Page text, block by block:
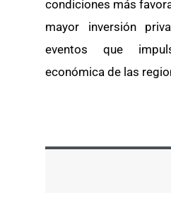
condiciones más
mayor inversión
eventos que
económica de las